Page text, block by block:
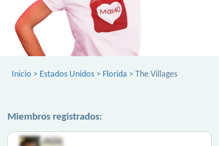
Inicio > Estados Unidos > Florida > The Villages
Miembros registrados: